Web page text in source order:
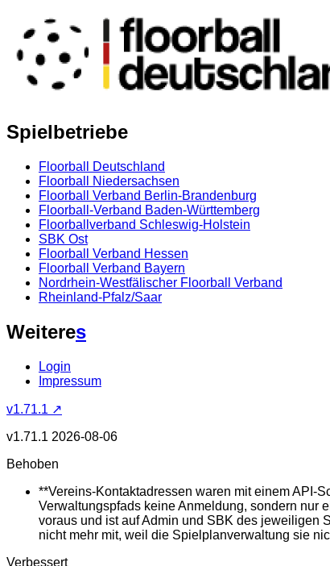
Spielbetriebe
Floorball Deutschland
Floorball Niedersachsen
Floorball Verband Berlin-Brandenburg
Floorball-Verband Baden-Württemberg
Floorballverband Schleswig-Holstein
SBK Ost
Floorball Verband Hessen
Floorball Verband Bayern
Nordrhein-Westfälischer Floorball Verband
Rheinland-Pfalz/Saar
Weiteres
Login
Impressum
v1.71.1 ↗
v1.71.1 2026-08-06
Behoben
**Vereins-Kontaktadressen waren mit einem API-
Verwaltungspfads keine Anmeldung, sondern nur
voraus und ist auf Admin und SBK des jeweiligen
nicht mehr mit, weil die Spielplanverwaltung sie
Verbessert